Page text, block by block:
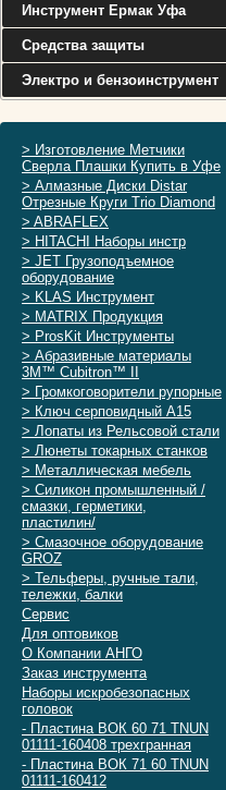
Инструмент Ермак Уфа
Средства защиты
Электро и бензоинструмент
> Изготовление Метчики
Сверла Плашки Купить в Уфе
> Алмазные Диски Distar
Отрезные Круги Trio Diamond
> ABRAFLEX
> HITACHI Наборы инстр
> JET Грузоподъемное
оборудование
> KLAS Инструмент
> MATRIX Продукция
> ProsKit Инструменты
> Абразивные материалы
3M™ Cubitron™ II
> Громкоговорители рупорные
> Ключ серповидный А15
> Лопаты из Рельсовой стали
> Люнеты токарных станков
> Металлическая мебель
> Силикон промышленный /
смазки, герметики,
пластилин/
> Смазочное оборудование
GROZ
> Тельферы, ручные тали,
тележки, балки
Сервис
Для оптовиков
О Компании АНГО
Заказ инструмента
Наборы искробезопасных
головок
- Пластина ВОК 60 71 TNUN
01111-160408 трехгранная
- Пластина ВОК 71 60 TNUN
01111-160412